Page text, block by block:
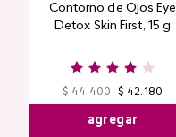
Contorno de Ojos Eye
Detox Skin First, 15 g
$ 44.400 $ 42.180
agregar